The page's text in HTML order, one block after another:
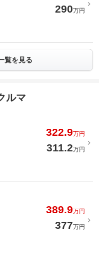
290万円
覧を見る
ルマ
322.9万円
311.2万円
389.9万円
377万円